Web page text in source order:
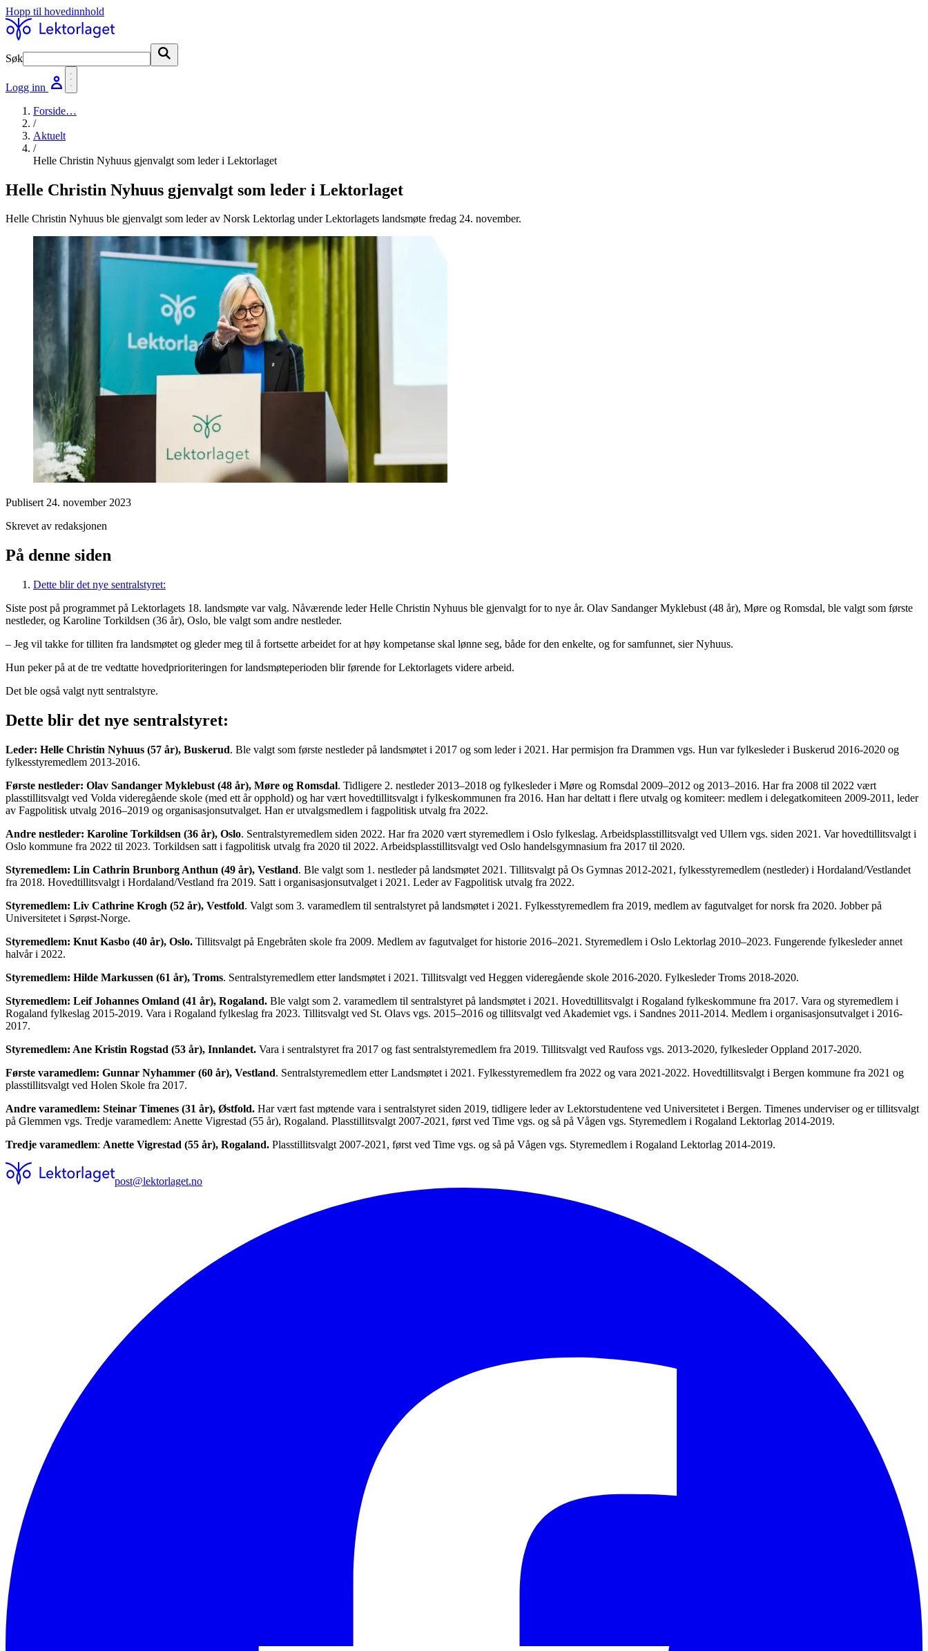
Hopp til hovedinnhold
Søk
Logg inn
Forside…
/
Aktuelt
/
Helle Christin Nyhuus gjenvalgt som leder i Lektorlaget
Helle Christin Nyhuus gjenvalgt som leder i Lektorlaget
Helle Christin Nyhuus ble gjenvalgt som leder av Norsk Lektorlag under Lektorlagets landsmøte fredag 24. november.
Publisert 24. november 2023
Skrevet av redaksjonen
På denne siden
Dette blir det nye sentralstyret:
Siste post på programmet på Lektorlagets 18. landsmøte var valg. Nåværende leder Helle Christin Nyhuus ble gjenvalgt for to nye år. Olav Sandanger Myklebust (48 år), Møre og Romsdal, ble valgt som første
nestleder, og Karoline Torkildsen (36 år), Oslo, ble valgt som andre nestleder.
– Jeg vil takke for tilliten fra landsmøtet og gleder meg til å fortsette arbeidet for at høy kompetanse skal lønne seg, både for den enkelte, og for samfunnet, sier Nyhuus.
Hun peker på at de tre vedtatte hovedprioriteringen for landsmøteperioden blir førende for Lektorlagets videre arbeid.
Det ble også valgt nytt sentralstyre.
Dette blir det nye sentralstyret:
Leder: Helle Christin Nyhuus (57 år), Buskerud. Ble valgt som første nestleder på landsmøtet i 2017 og som leder i 2021. Har permisjon fra Drammen vgs. Hun var fylkesleder i Buskerud 2016-2020 og
fylkesstyremedlem 2013-2016.
Første nestleder: Olav Sandanger Myklebust (48 år), Møre og Romsdal. Tidligere 2. nestleder 2013–2018 og fylkesleder i Møre og Romsdal 2009–2012 og 2013–2016. Har fra 2008 til 2022 vært
plasstillitsvalgt ved Volda videregående skole (med ett år opphold) og har vært hovedtillitsvalgt i fylkeskommunen fra 2016. Han har deltatt i flere utvalg og komiteer: medlem i delegatkomiteen 2009-2011, leder
av Fagpolitisk utvalg 2016–2019 og organisasjonsutvalget. Han er utvalgsmedlem i fagpolitisk utvalg fra 2022.
Andre nestleder: Karoline Torkildsen (36 år), Oslo. Sentralstyremedlem siden 2022. Har fra 2020 vært styremedlem i Oslo fylkeslag. Arbeidsplasstillitsvalgt ved Ullern vgs. siden 2021. Var hovedtillitsvalgt i
Oslo kommune fra 2022 til 2023. Torkildsen satt i fagpolitisk utvalg fra 2020 til 2022. Arbeidsplasstillitsvalgt ved Oslo handelsgymnasium fra 2017 til 2020.
Styremedlem: Lin Cathrin Brunborg Anthun (49 år), Vestland. Ble valgt som 1. nestleder på landsmøtet 2021. Tillitsvalgt på Os Gymnas 2012-2021, fylkesstyremedlem (nestleder) i Hordaland/Vestlandet
fra 2018. Hovedtillitsvalgt i Hordaland/Vestland fra 2019. Satt i organisasjonsutvalget i 2021. Leder av Fagpolitisk utvalg fra 2022.
Styremedlem: Liv Cathrine Krogh (52 år), Vestfold. Valgt som 3. varamedlem til sentralstyret på landsmøtet i 2021. Fylkesstyremedlem fra 2019, medlem av fagutvalget for norsk fra 2020. Jobber på
Universitetet i Sørøst-Norge.
Styremedlem: Knut Kasbo (40 år), Oslo. Tillitsvalgt på Engebråten skole fra 2009. Medlem av fagutvalget for historie 2016–2021. Styremedlem i Oslo Lektorlag 2010–2023. Fungerende fylkesleder annet
halvår i 2022.
Styremedlem: Hilde Markussen (61 år), Troms. Sentralstyremedlem etter landsmøtet i 2021. Tillitsvalgt ved Heggen videregående skole 2016-2020. Fylkesleder Troms 2018-2020.
Styremedlem: Leif Johannes Omland (41 år), Rogaland. Ble valgt som 2. varamedlem til sentralstyret på landsmøtet i 2021. Hovedtillitsvalgt i Rogaland fylkeskommune fra 2017. Vara og styremedlem i
Rogaland fylkeslag 2015-2019. Vara i Rogaland fylkeslag fra 2023. Tillitsvalgt ved St. Olavs vgs. 2015–2016 og tillitsvalgt ved Akademiet vgs. i Sandnes 2011-2014. Medlem i organisasjonsutvalget i 2016-
2017.
Styremedlem: Ane Kristin Rogstad (53 år), Innlandet. Vara i sentralstyret fra 2017 og fast sentralstyremedlem fra 2019. Tillitsvalgt ved Raufoss vgs. 2013-2020, fylkesleder Oppland 2017-2020.
Første varamedlem: Gunnar Nyhammer (60 år), Vestland. Sentralstyremedlem etter Landsmøtet i 2021. Fylkesstyremedlem fra 2022 og vara 2021-2022. Hovedtillitsvalgt i Bergen kommune fra 2021 og
plasstillitsvalgt ved Holen Skole fra 2017.
Andre varamedlem: Steinar Timenes (31 år), Østfold. Har vært fast møtende vara i sentralstyret siden 2019, tidligere leder av Lektorstudentene ved Universitetet i Bergen. Timenes underviser og er tillitsvalgt
på Glemmen vgs. Tredje varamedlem: Anette Vigrestad (55 år), Rogaland. Plasstillitsvalgt 2007-2021, først ved Time vgs. og så på Vågen vgs. Styremedlem i Rogaland Lektorlag 2014-2019.
Tredje varamedlem: Anette Vigrestad (55 år), Rogaland. Plasstillitsvalgt 2007-2021, først ved Time vgs. og så på Vågen vgs. Styremedlem i Rogaland Lektorlag 2014-2019.
post@lektorlaget.no